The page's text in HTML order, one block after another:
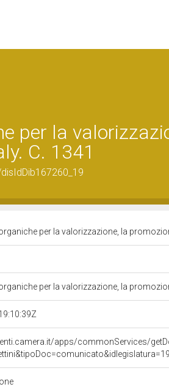
per la
C. 1341
per la valorizzazione, la
per la valorizzazione, la
apps/commonServices/